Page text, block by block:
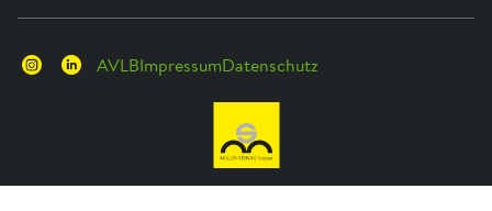
AVLBImpressumDatenschutz